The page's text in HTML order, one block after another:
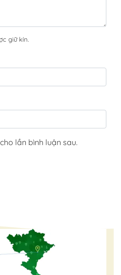
giữ kín.
lần bình luận sau.